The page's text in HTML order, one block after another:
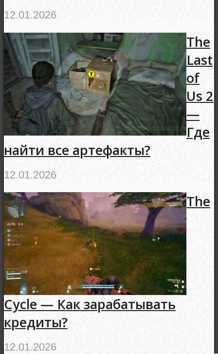
12.01.2026
The
Last
of
Us 2
—
Где
найти все артефакты?
12.01.2026
The
Cycle — Как зарабатывать
кредиты?
12.01.2026